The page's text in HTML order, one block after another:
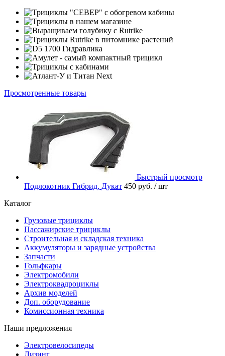
Просмотренные товары
Быстрый просмотр
Подлокотник Гибрид, Дукат 450 руб. / шт
Каталог
Грузовые трициклы
Пассажирские трициклы
Строительная и складская техника
Аккумуляторы и зарядные устройства
Запчасти
Гольфкары
Электромобили
Электроквадроциклы
Архив моделей
Доп. оборудование
Комиссионная техника
Наши предложения
Электровелосипеды
Лизинг